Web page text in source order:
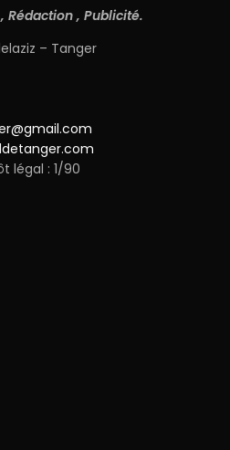
, Publicité.
– Tanger
légal : 1/90